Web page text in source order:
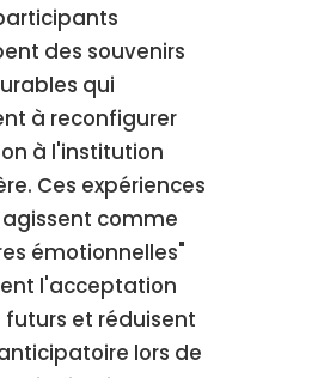
des souvenirs
qui
à reconfigurer
à l'institution
Ces expériences
comme
émotionnelles"
l'acceptation
futurs et réduisent
lors de